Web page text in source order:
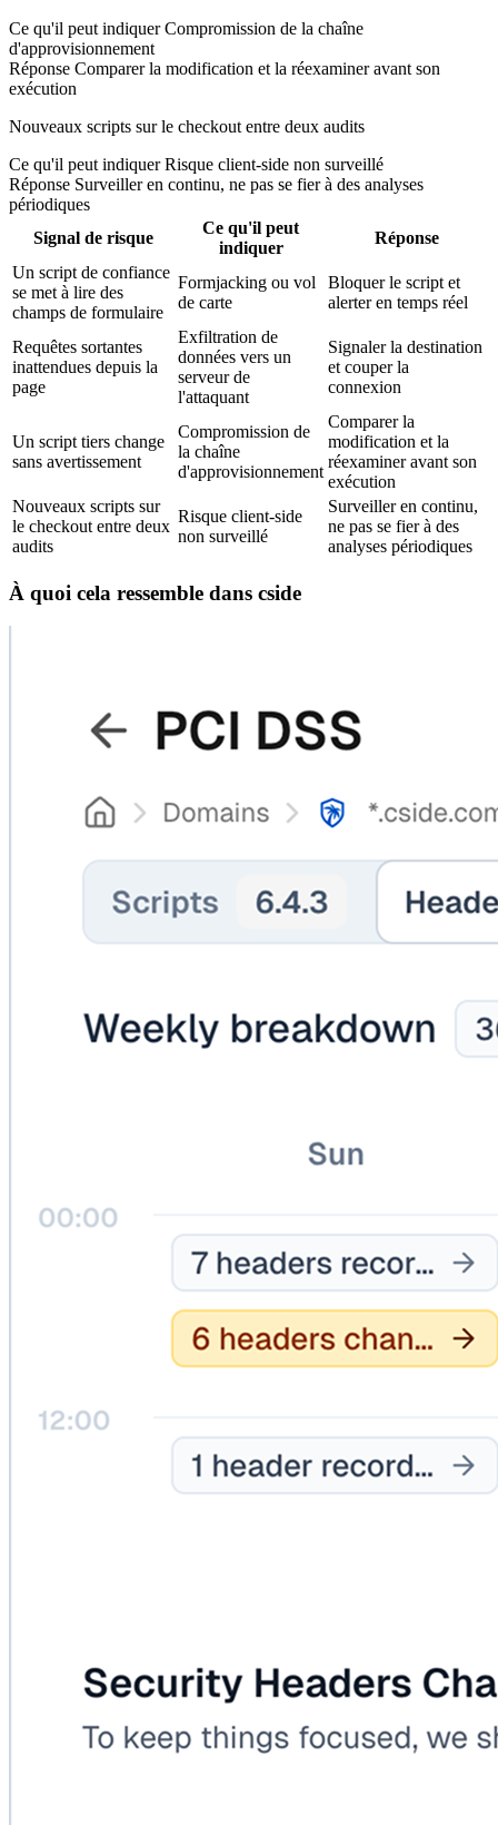
Ce qu'il peut indiquerCompromission de la chaîne
d'approvisionnement
Réponse Comparer la modification et la réexaminer avant son
exécution
Nouveaux scripts sur le checkout entre deux audits
Ce qu'il peut indiquerRisque client-side non surveillé
Réponse Surveiller en continu, ne pas se fier à des analyses
périodiques
Signal de risque
Ce qu'il peut
indiquer
Réponse
Un script de confiance
se met à lire des
champs de formulaire
Formjacking ou vol
de carte
Bloquer le script et
alerter en temps réel
Requêtes sortantes
inattendues depuis la
page
Exfiltration de
données vers un
serveur de
l'attaquant
Signaler la destination
et couper la
connexion
Un script tiers change
sans avertissement
Compromission de
la chaîne
d'approvisionnement
Comparer la
modification et la
réexaminer avant son
exécution
Nouveaux scripts sur
le checkout entre deux
audits
Risque client-side
non surveillé
Surveiller en continu,
ne pas se fier à des
analyses périodiques
À quoi cela ressemble dans cside